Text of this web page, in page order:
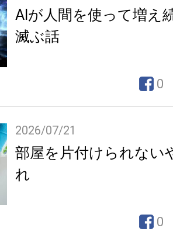
AIが人間を使って増え
滅ぶ話
0
2026/07/21
部屋を片付けられない
れ
0